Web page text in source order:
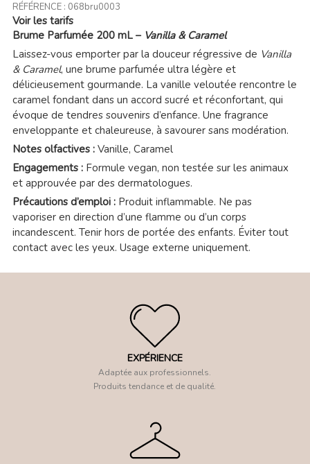
RÉFÉRENCE : 068bru0003
Voir les tarifs
Brume Parfumée 200 mL – Vanilla & Caramel
Laissez-vous emporter par la douceur régressive de Vanilla
& Caramel, une brume parfumée ultra légère et
délicieusement gourmande. La vanille veloutée rencontre le
caramel fondant dans un accord sucré et réconfortant, qui
évoque de tendres souvenirs d’enfance. Une fragrance
enveloppante et chaleureuse, à savourer sans modération.
Notes olfactives :Vanille, Caramel
Engagements :Formule vegan, non testée sur les animaux
et approuvée par des dermatologues.
Précautions d’emploi :Produit inflammable. Ne pas
vaporiser en direction d’une flamme ou d’un corps
incandescent. Tenir hors de portée des enfants. Éviter tout
contact avec les yeux. Usage externe uniquement.
EXPÉRIENCE
Adaptée aux professionnels.
Produits tendance et de qualité.